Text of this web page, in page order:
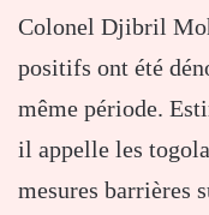
Colonel Djibril
positifs ont été
même période.
il appelle les
mesures barrières